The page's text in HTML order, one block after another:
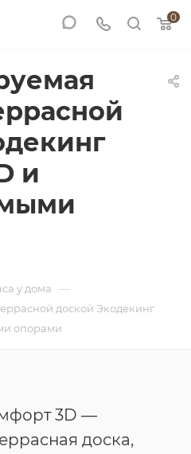
0
и
у дома —
доской Экодекинг
опорами
3D —
доска,